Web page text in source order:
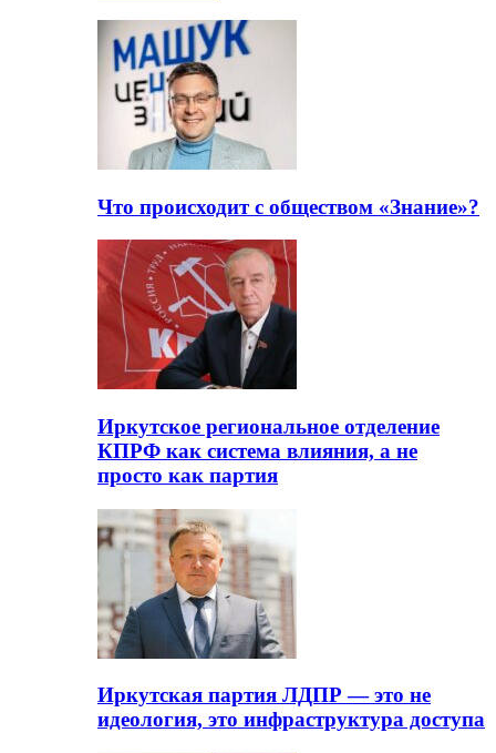
Что происходит с обществом «Знание»?
Иркутское региональное отделение
КПРФ как система влияния, а не
просто как партия
Иркутская партия ЛДПР — это не
идеология, это инфраструктура доступа